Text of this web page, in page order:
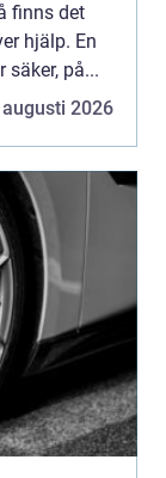
finns det
hjälp. En
på...
2026